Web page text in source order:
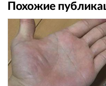
Похожие